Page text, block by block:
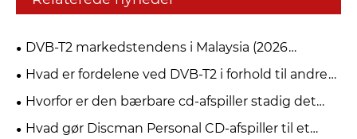
DVB-T2 markedstendens i Malaysia (2026
myFreeview / MYTV)
Hvad er fordelene ved DVB-T2 i forhold til andre
digitale tv-standarder?
Hvorfor er den bærbare cd-afspiller stadig det
bedste valg for musikelskere i 2026?
Hvad gør Discman Personal CD-afspiller til et